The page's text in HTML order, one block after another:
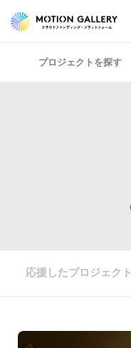
プロジェクトを探す
応援したプロジェクト